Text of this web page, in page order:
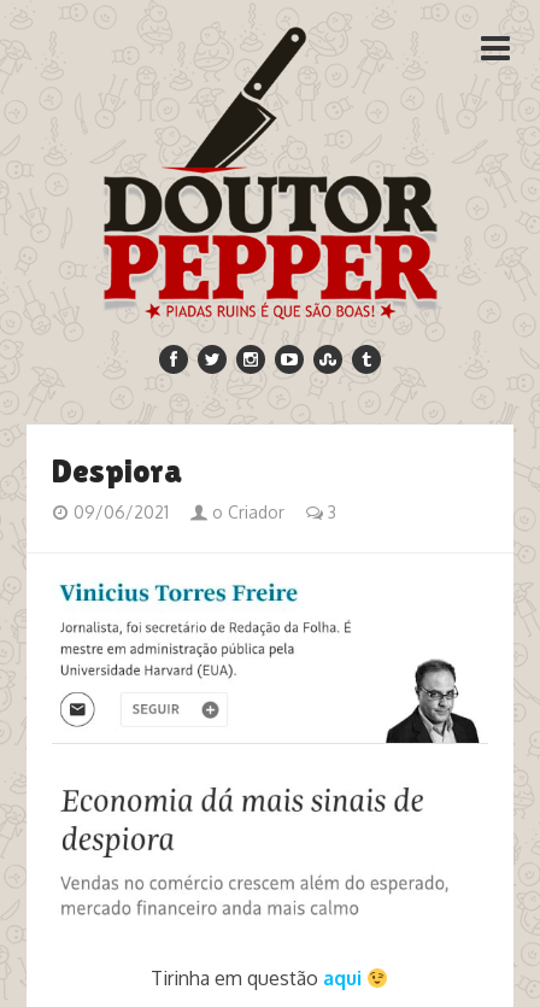
Despiora
09/06/2021 o Criador 3
Tirinha em questão aqui